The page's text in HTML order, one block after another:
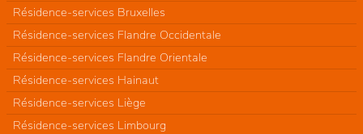
Résidence-services Bruxelles
Résidence-services Flandre Occidentale
Résidence-services Flandre Orientale
Résidence-services Hainaut
Résidence-services Liège
Résidence-services Limbourg